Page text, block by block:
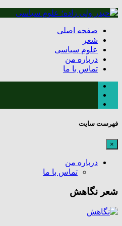
صفحه اصلی
شعر
علوم سیاسی
درباره من
تماس با ما
فهرست سایت
×
درباره من
تماس با ما
شعر نگاهش